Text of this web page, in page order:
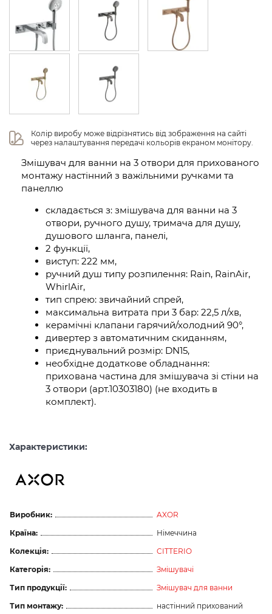
Колір виробу може відрізнятись від зображення на сайті
через налаштування передачі кольорів екраном монітору.
Змішувач для ванни на 3 отвори для прихованого
монтажу настінний з важільними ручками та
панеллю
складається з: змішувача для ванни на 3
отвори, ручного душу, тримача для душу,
душового шланга, панелі,
2 функції,
виступ: 222 мм,
ручний душ типу розпилення: Rain, RainAir,
WhirlAir,
тип спрею: звичайний спрей,
максимальна витрата при 3 бар: 22,5 л/хв,
керамічні клапани гарячий/холодний 90°,
дивертер з автоматичним скиданням,
приєднувальний розмір: DN15,
необхідне додаткове обладнання:
прихована частина для змішувача зі стіни на
3 отвори (арт.10303180) (не входить в
комплект).
Характеристики:
Виробник:
AXOR
Країна:
Німеччина
Колекція:
CITTERIO
Категорія:
Змішувачі
Тип продукції:
Змішувач для ванни
Тип монтажу:
настінний прихований